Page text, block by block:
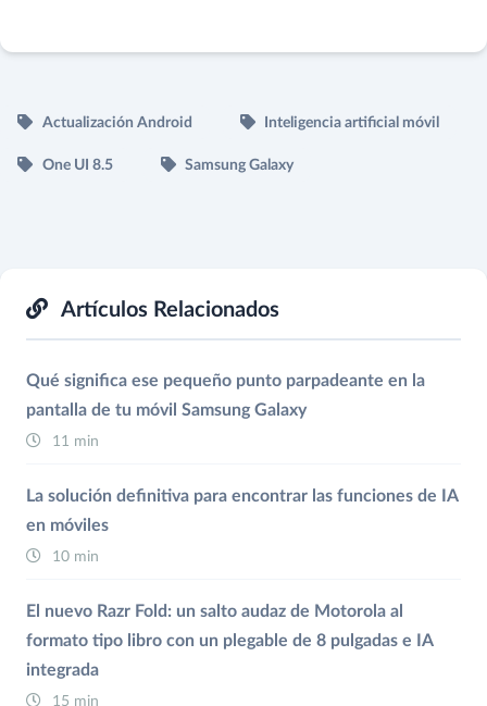
Actualización Android Inteligencia artificial móvil
One UI 8.5 Samsung Galaxy
Artículos Relacionados
Qué significa ese pequeño punto parpadeante en la
pantalla de tu móvil Samsung Galaxy
11 min
La solución definitiva para encontrar las funciones de IA
en móviles
10 min
El nuevo Razr Fold: un salto audaz de Motorola al
formato tipo libro con un plegable de 8 pulgadas e IA
integrada
15 min